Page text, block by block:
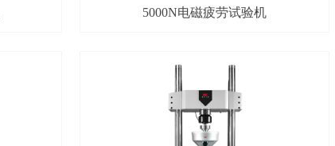
5000N电磁疲劳试验机